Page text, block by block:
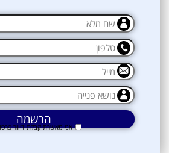
אני מאשרת קבלת דיוור